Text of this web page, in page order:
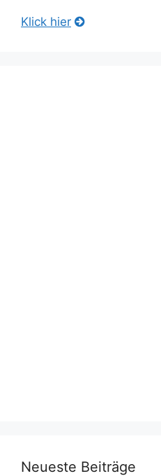
Klick hier
Neueste Beiträge